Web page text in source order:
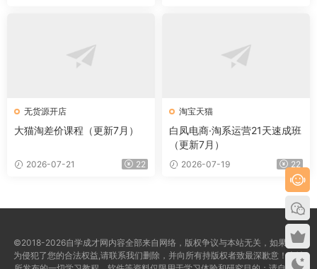
无货源开店
大猫淘差价课程（更新7月）
2026-07-21 22
淘宝天猫
白凤电商·淘系运营21天速成班
（更新7月）
2026-07-19 22
©2018-2026自学成才网内容全部来自网络，版权争议与本站无关，如果您认
为侵犯了您的合法权益,请联系我们删除，并向所有持版权者致最深歉意！本站